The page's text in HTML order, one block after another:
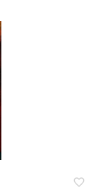
favorite_border